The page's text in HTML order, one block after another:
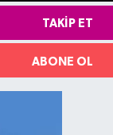
TAKIP ET
ABONE OL